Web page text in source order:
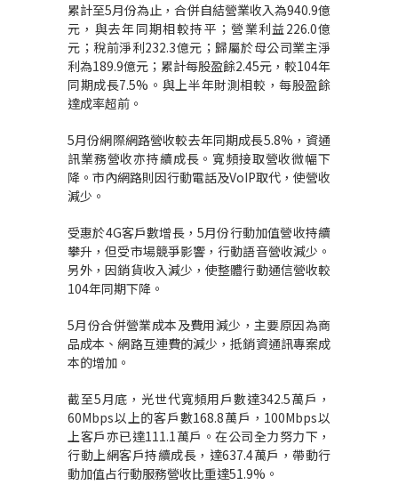
累計至5月份為止，合併自結營業收入為940.9億
元，與去年同期相較持平；營業利益226.0億
元；稅前淨利232.3億元；歸屬於母公司業主淨
利為189.9億元；累計每股盈餘2.45元，較104年
同期成長7.5%。與上半年財測相較，每股盈餘
達成率超前。
5月份網際網路營收較去年同期成長5.8%，資通
訊業務營收亦持續成長。寬頻接取營收微幅下
降。市內網路則因行動電話及VoIP取代，使營收
減少。
受惠於4G客戶數增長，5月份行動加值營收持續
攀升，但受市場競爭影響，行動語音營收減少。
另外，因銷貨收入減少，使整體行動通信營收較
104年同期下降。
5月份合併營業成本及費用減少，主要原因為商
品成本、網路互連費的減少，抵銷資通訊專案成
本的增加。
截至5月底，光世代寬頻用戶數達342.5萬戶，
60Mbps以上的客戶數168.8萬戶，100Mbps以
上客戶亦已達111.1萬戶。在公司全力努力下，
行動上網客戶持續成長，達637.4萬戶，帶動行
動加值占行動服務營收比重達51.9%。